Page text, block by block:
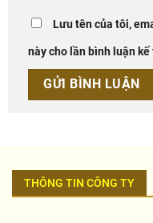
Lưu tên của tôi,
này cho lần bình luận
THÔNG TIN CÔNG TY